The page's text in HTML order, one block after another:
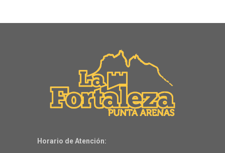
Horario de Atención: